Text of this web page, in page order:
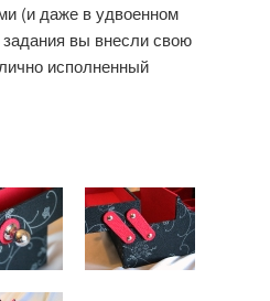
(и даже в удвоенном
вы внесли свою
исполненный